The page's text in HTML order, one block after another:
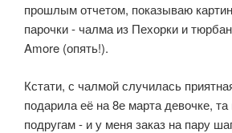
прошлым отчетом, показываю
парочки - чалма из Пехорки и
Amore (опять!).
Кстати, с чалмой случилась
подарила её на 8е марта девочке,
подругам - и у меня заказ на пару